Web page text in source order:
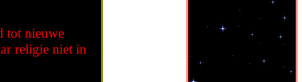
tot nieuwe
religie niet in